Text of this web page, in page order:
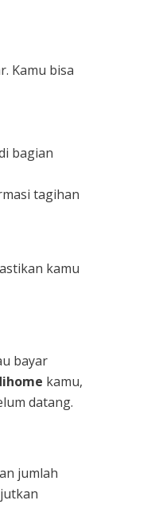
Kamu bisa
bagian
tagihan
kamu
bayar
kamu,
datang.
jumlah